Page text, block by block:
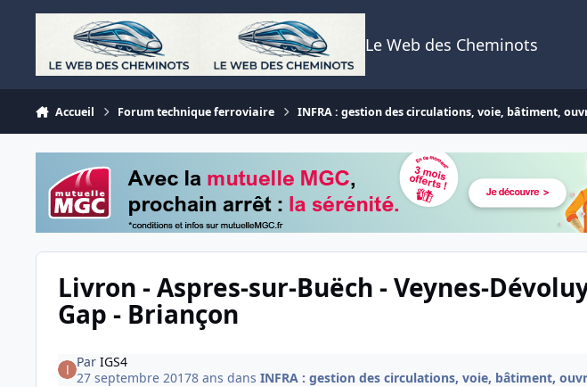
Aller au contenu
Le Web des Cheminots
Accueil Forum technique ferroviaire INFRA : gestion des circulations, voie, bâtiment,
Livron - Aspres-sur-Buëch - Veynes-
Gap - Briançon
Par IGS4
27 septembre 20178 ans dans INFRA : gestion des circulations, voie, bâtiment,